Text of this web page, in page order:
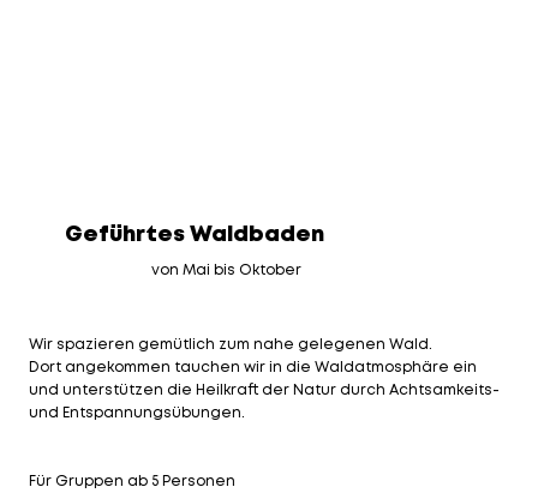
Geführtes Waldbaden
von Mai bis Oktober
Wir spazieren gemütlich zum nahe gelegenen Wald.
Dort angekommen tauchen wir in die Waldatmosphäre ein
und unterstützen die Heilkraft der Natur durch Achtsamkeits-
und Entspannungsübungen.
Für Gruppen ab 5 Personen